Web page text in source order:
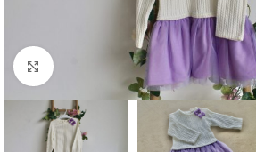
Clique para aumentar